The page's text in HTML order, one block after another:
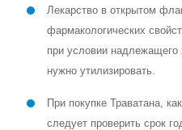
Лекарство в открытом
фармакологических
при условии надлежащего
нужно утилизировать.
При покупке Траватана,
следует проверить срок